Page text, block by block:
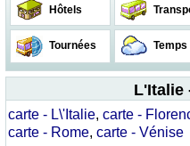
Hôtels
Tournées Temps
L'Italie
carte - L\'Italie, carte -
carte - Rome, carte - Vénise